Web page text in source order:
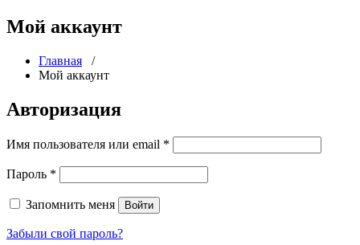
Мой аккаунт
Главная /
Мой аккаунт
Авторизация
Имя пользователя или email *
Пароль *
Запомнить меня Войти
Забыли свой пароль?